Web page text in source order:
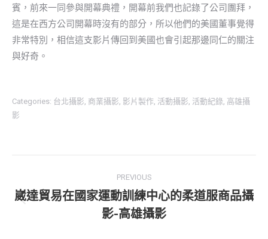
賓，前來一同參與開幕典禮，開幕前我們也記錄了公司團拜，
這是在西方公司開幕時沒有的部分，所以他們的美國董事覺得
非常特別，相信這支影片傳回到美國也會引起那邊同仁的關注
與好奇。
Categories: 台北攝影 商業攝影 影片製作 活動攝影 活動紀錄 高雄攝
影
navigation
PREVIOUS
Previous
post:
崴達貿易在國家運動訓練中心的柔道服商品攝
影-高雄攝影